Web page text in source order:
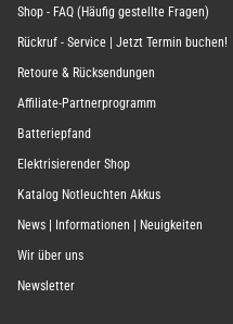
Shop - FAQ (Häufig gestellte Fragen)
Rückruf - Service | Jetzt Termin buchen!
Retoure & Rücksendungen
Affiliate-Partnerprogramm
Batteriepfand
Elektrisierender Shop
Katalog Notleuchten Akkus
News | Informationen | Neuigkeiten
Wir über uns
Newsletter